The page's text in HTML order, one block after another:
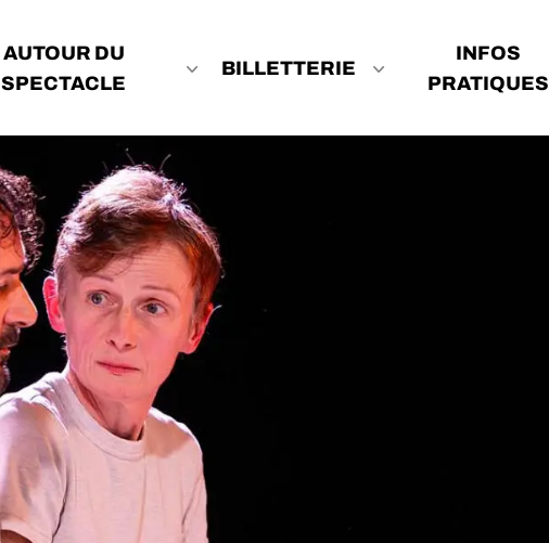
AUTOUR DU
SPECTACLE
BILLETTERIE
INFOS
PRATIQUES